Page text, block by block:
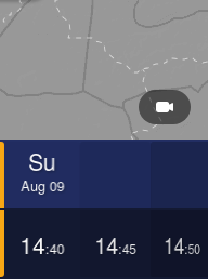
Su
Aug 09
14:40 14:45 14:50